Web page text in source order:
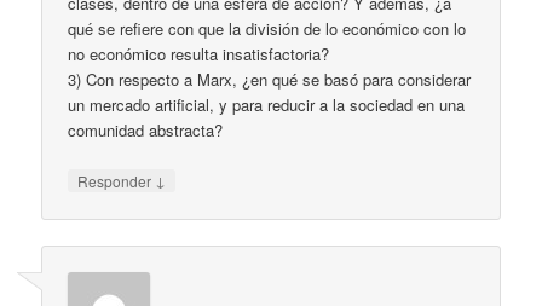
qué se refiere con que la división de lo económico con lo
no económico resulta insatisfactoria?
3) Con respecto a Marx, ¿en qué se basó para considerar
un mercado artificial, y para reducir a la sociedad en una
comunidad abstracta?
Responder ↓